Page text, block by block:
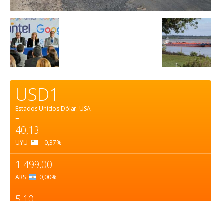
USD1
Estados Unidos Dólar. USA
=
40,13
UYU –0,37%
1.499,00
ARS 0,00%